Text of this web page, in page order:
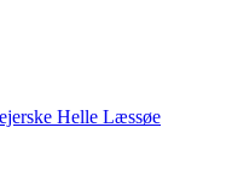
Helle Læssøe